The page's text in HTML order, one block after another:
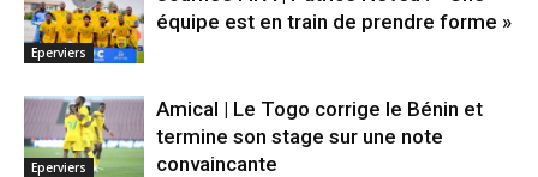
Eperviers
équipe est en train de prendre forme »
Eperviers
Amical | Le Togo corrige le Bénin et
termine son stage sur une note
convaincante